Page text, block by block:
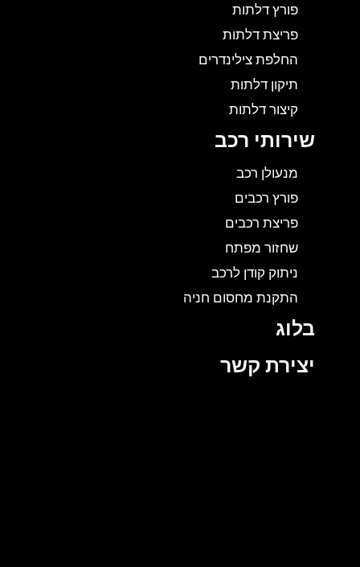
פורץ דלתות
פריצת דלתות
החלפת צילינדרים
תיקון דלתות
קיצור דלתות
שירותי רכב
מנעולן רכב
פורץ רכבים
פריצת רכבים
שחזור מפתח
ניתוק קודן לרכב
התקנת מחסום חניה
בלוג
יצירת קשר